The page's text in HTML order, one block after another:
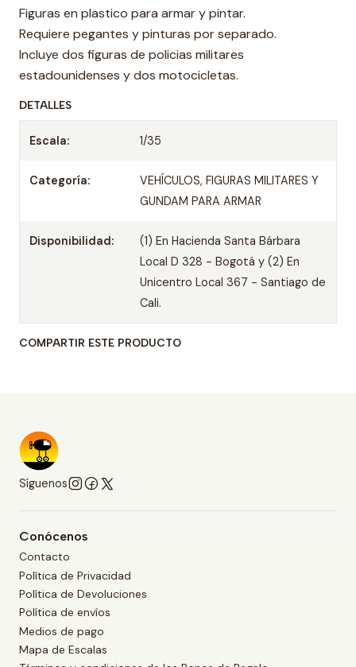
Figuras en plastico para armar y pintar.
Requiere pegantes y pinturas por separado.
Incluye dos figuras de policias militares
estadounidenses y dos motocicletas.
DETALLES
Escala: 1/35
Categoría:
VEHÍCULOS, FIGURAS MILITARES Y
GUNDAM PARA ARMAR
Disponibilidad:
(1) En Hacienda Santa Bárbara
Local D 328 - Bogotá y (2) En
Unicentro Local 367 - Santiago de
Cali.
COMPARTIR ESTE PRODUCTO
Síguenos
Conócenos
Contacto
Política de Privacidad
Política de Devoluciones
Política de envíos
Medios de pago
Mapa de Escalas